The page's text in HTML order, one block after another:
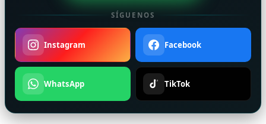
SÍGUENOS
Instagram Facebook
WhatsApp TikTok